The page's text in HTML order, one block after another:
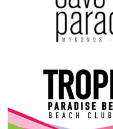
Σεβασμιώτατος Δωρόθεος Β’
Cost Of Living Crisis
Opinion + Analysis